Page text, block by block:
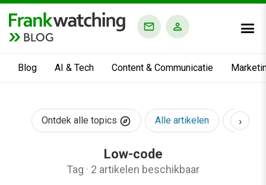
BLOG
Blog AI & Tech Content & Communicatie
Ontdek alle topics Alle artikelen AI &
›
Low-code
Tag · 2 artikelen beschikbaar